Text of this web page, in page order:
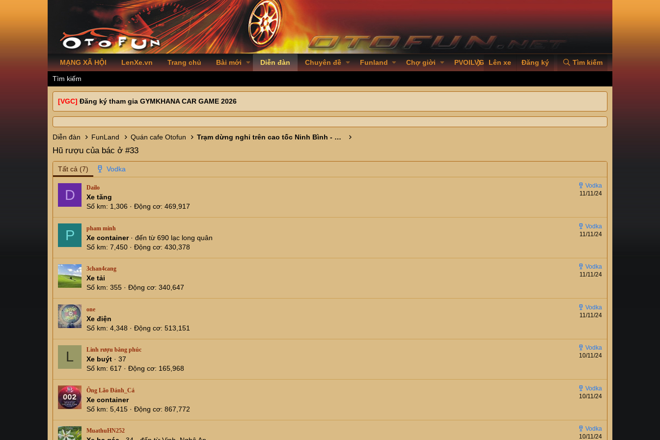
MẠNG XÃ HỘI LenXe.vn Trang chủ Bài mới Diễn đàn Chuyên đề Funland Chợ giời PVOILVGC2026
Lên xe Đăng ký Tìm kiếm
Tìm kiếm
[VGC] Đăng ký tham gia GYMKHANA CAR GAME 2026
Diễn đàn FunLand Quán cafe Otofun Trạm dừng nghỉ trên cao tốc Ninh Bình - Điều không thể không viết !
Hũ rượu của bác ở #33
Tất cả (7)
D 11/11/24
Dailo
Xe tăng
Số km
1,306 Động cơ 469,917
P 11/11/24
pham minh
Xe container · đến từ 690 lạc long quân
Số km 7,450 Động cơ 430,378
11/11/24
3chan4cang
Xe tải
Số km 355 Động cơ 340,647
11/11/24
one
Xe điện
Số km 4,348 Động cơ 513,151
L 10/11/24
Linh rượu bằng phúc
Xe buýt · 37
Số km 617 Động cơ 165,968
10/11/24
Ông Lão Đánh_Cá
Xe container
Số km 5,415 Động cơ 867,772
10/11/24
MuathuHN252